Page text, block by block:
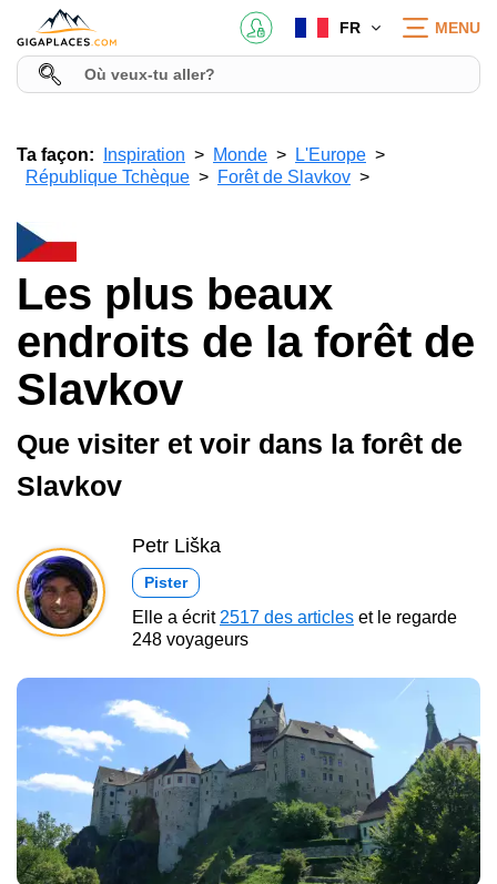
FR MENU
Ta façon: Inspiration Monde
L'Europe
République Tchèque
Forêt de Slavkov
Les plus beaux
endroits de la forêt de
Slavkov
Que visiter et voir dans la forêt de
Slavkov
Petr Liška
Pister
Elle a écrit 2517 des articles et le regarde
248 voyageurs